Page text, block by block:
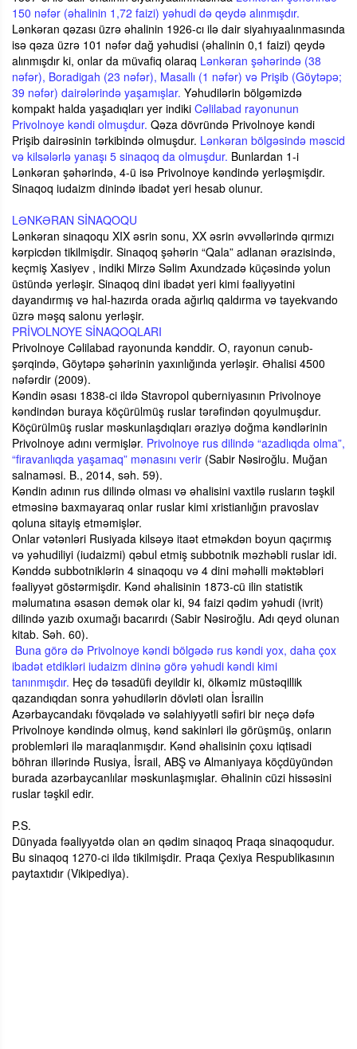
150 nəfər (əhalinin 1,72 faizi) yəhudi də qeydə alınmışdır.
Lənkəran qəzası üzrə əhalinin 1926-cı ilə dair siyahıyaalınmasında
isə qəza üzrə 101 nəfər dağ yəhudisi (əhalinin 0,1 faizi) qeydə
alınmışdır ki, onlar da müvafiq olaraq Lənkəran şəhərində (38
nəfər), Boradigah (23 nəfər), Masallı (1 nəfər) və Prişib (Göytəpə;
39 nəfər) dairələrində yaşamışlar. Yəhudilərin bölgəmizdə
kompakt halda yaşadıqları yer indiki Cəlilabad rayonunun
Privolnoye kəndi olmuşdur. Qəza dövründə Privolnoye kəndi
Prişib dairəsinin tərkibində olmuşdur. Lənkəran bölgəsində məscid
və kilsələrlə yanaşı 5 sinaqoq da olmuşdur. Bunlardan 1-i
Lənkəran şəhərində, 4-ü isə Privolnoye kəndində yerləşmişdir.
Sinaqoq iudaizm dinində ibadət yeri hesab olunur.
LƏNKƏRAN SİNAQOQU
Lənkəran sinaqoqu XIX əsrin sonu, XX əsrin əvvəllərində qırmızı
kərpicdən tikilmişdir. Sinaqoq şəhərin “Qala” adlanan ərazisində,
keçmiş Xasiyev , indiki Mirzə Səlim Axundzadə küçəsində yolun
üstündə yerləşir. Sinaqoq dini ibadət yeri kimi fəaliyyətini
dayandırmış və hal-hazırda orada ağırlıq qaldırma və tayekvando
üzrə məşq salonu yerləşir.
PRİVOLNOYE SİNAQOQLARI
Privolnoye Cəlilabad rayonunda kənddir. O, rayonun cənub-
şərqində, Göytəpə şəhərinin yaxınlığında yerləşir. Əhalisi 4500
nəfərdir (2009).
Kəndin əsası 1838-ci ildə Stavropol quberniyasının Privolnoye
kəndindən buraya köçürülmüş ruslar tərəfindən qoyulmuşdur.
Köçürülmüş ruslar məskunlaşdıqları əraziyə doğma kəndlərinin
Privolnoye adını vermişlər. Privolnoye rus dilində “azadlıqda olma”,
“firavanlıqda yaşamaq” mənasını verir (Sabir Nəsiroğlu. Muğan
salnaməsi. B., 2014, səh. 59).
Kəndin adının rus dilində olması və əhalisini vaxtilə rusların təşkil
etməsinə baxmayaraq onlar ruslar kimi xristianlığın pravoslav
qoluna sitayiş etməmişlər.
Onlar vətənləri Rusiyada kilsəyə itaət etməkdən boyun qaçırmış
və yəhudiliyi (iudaizmi) qəbul etmiş subbotnik məzhəbli ruslar idi.
Kənddə subbotniklərin 4 sinaqoqu və 4 dini məhəlli məktəbləri
fəaliyyət göstərmişdir. Kənd əhalisinin 1873-cü ilin statistik
məlumatına əsasən demək olar ki, 94 faizi qədim yəhudi (ivrit)
dilində yazıb oxumağı bacarırdı (Sabir Nəsiroğlu. Adı qeyd olunan
kitab. Səh. 60).
Buna görə də Privolnoye kəndi bölgədə rus kəndi yox, daha çox
ibadət etdikləri iudaizm dininə görə yəhudi kəndi kimi
tanınmışdır. Heç də təsadüfi deyildir ki, ölkəmiz müstəqillik
qazandıqdan sonra yəhudilərin dövləti olan İsrailin
Azərbaycandakı fövqəladə və səlahiyyətli səfiri bir neçə dəfə
Privolnoye kəndində olmuş, kənd sakinləri ilə görüşmüş, onların
problemləri ilə maraqlanmışdır. Kənd əhalisinin çoxu iqtisadi
böhran illərində Rusiya, İsrail, ABŞ və Almaniyaya köçdüyündən
burada azərbaycanlılar məskunlaşmışlar. Əhalinin cüzi hissəsini
ruslar təşkil edir.
P.S.
Dünyada fəaliyyətdə olan ən qədim sinaqoq Praqa sinaqoqudur.
Bu sinaqoq 1270-ci ildə tikilmişdir. Praqa Çexiya Respublikasının
paytaxtıdır (Vikipediya).